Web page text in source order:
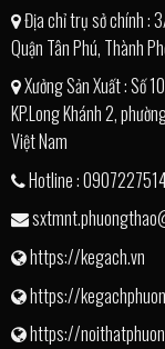
Địa chỉ trụ sở chính :
Quận Tân Phú, Thành
Xưởng Sản Xuất : Số
KP.Long Khánh 2,
Việt Nam
Hotline :
https://kegach.vn
https://
https://